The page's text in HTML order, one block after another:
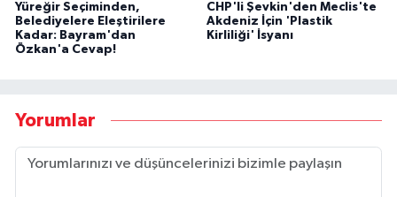
Yüreğir Seçiminden,
Belediyelere Eleştirilere
Kadar: Bayram'dan
Özkan'a Cevap!
CHP'li Şevkin'den Meclis'te
Akdeniz İçin 'Plastik
Kirliliği' İsyanı
Yorumlar